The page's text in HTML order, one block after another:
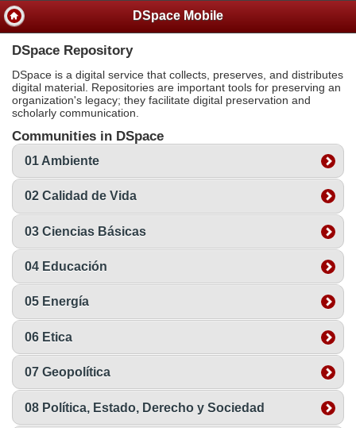
DSpace Mobile
DSpace Repository
DSpace is a digital service that collects, preserves, and distributes
digital material. Repositories are important tools for preserving an
organization's legacy; they facilitate digital preservation and
scholarly communication.
Communities in DSpace
01 Ambiente
02 Calidad de Vida
03 Ciencias Básicas
04 Educación
05 Energía
06 Etica
07 Geopolítica
08 Política, Estado, Derecho y Sociedad